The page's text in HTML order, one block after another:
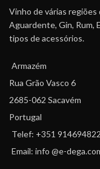
Vinho de várias regiões
Aguardente, Gin, Rum,
tipos de acessórios.
Armazém
Rua Grão Vasco 6
2685-062 Sacavém
Portugal
Telef: +351 914694822
Email: info @e-